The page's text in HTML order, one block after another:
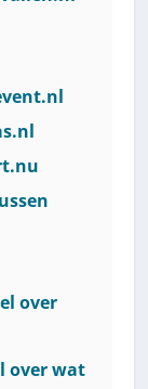
over
over wat